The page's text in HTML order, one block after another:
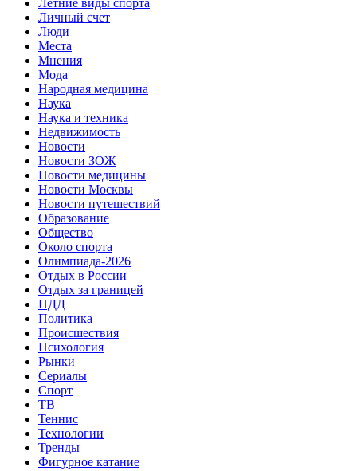
Личный счет
Люди
Места
Мнения
Мода
Народная медицина
Наука
Наука и техника
Недвижимость
Новости
Новости ЗОЖ
Новости медицины
Новости Москвы
Новости путешествий
Образование
Общество
Около спорта
Олимпиада-2026
Отдых в России
Отдых за границей
ПДД
Политика
Происшествия
Психология
Рынки
Сериалы
Спорт
ТВ
Теннис
Технологии
Тренды
Фигурное катание